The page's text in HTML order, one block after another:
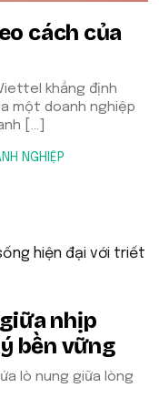
cách của
khẳng định
một doanh nghiệp
[…]
NGHIỆP
nhịp
bền vững
lò nung giữa lòng